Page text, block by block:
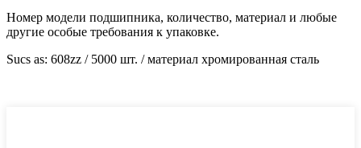
Номер модели подшипника, количество, материал и любые
другие особые требования к упаковке.
Sucs as: 608zz / 5000 шт. / материал хромированная сталь